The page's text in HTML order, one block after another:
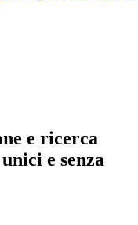
e ricerca
e senza